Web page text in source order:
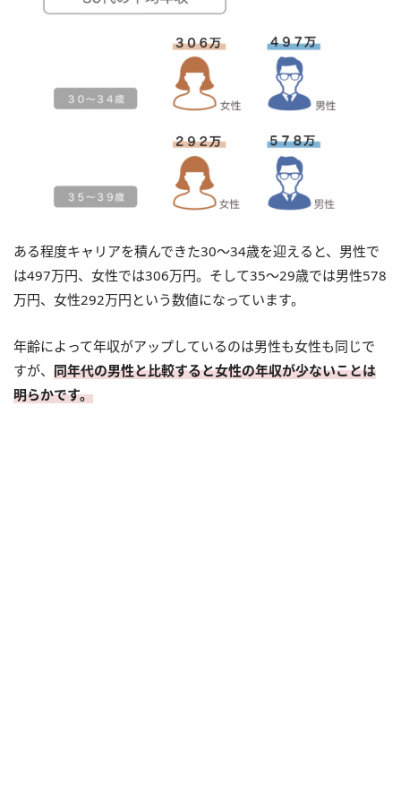
ある程度キャリアを積んできた30～34歳を迎えると、男性で
は497万円、女性では306万円。そして35～29歳では男性578
万円、女性292万円という数値になっています。
年齢によって年収がアップしているのは男性も女性も同じで
すが、 同年代の男性と比較すると女性の年収が少ないことは
明らかです。